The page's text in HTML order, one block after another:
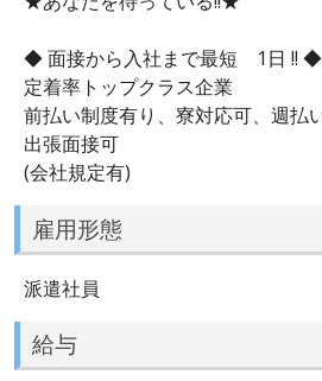
◆ 面接から入社まで最短 1日 !! ◆
定着率トップクラス企業
前払い制度有り、寮対応可、週払
出張面接可
(会社規定有)
雇用形態
派遣社員
給与